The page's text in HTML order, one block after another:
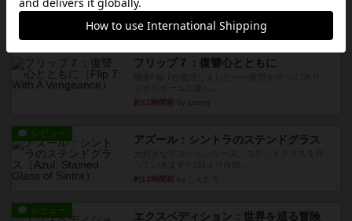
約12時間前
ルール/インスト
フリップ７：復讐心とともに
約12時間前
レビュー アズール：シントラのステンドグラス
約13時間前
レビュー エクスペディション：世界を巡る冒険